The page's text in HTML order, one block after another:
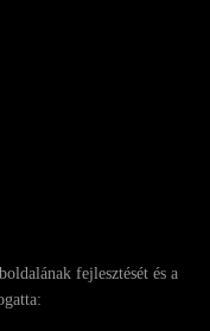
fejlesztését és a